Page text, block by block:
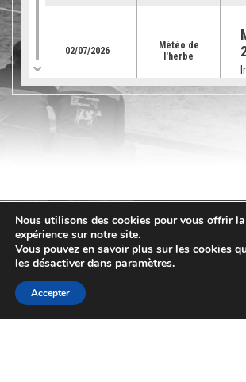
02/07/2026
Météo de
l'herbe
18/06/2026
Météo de
11/06/2026
Nous utilisons des cookies pour vous offrir
expérience sur notre site.
Vous pouvez en savoir plus sur les cookies
les désactiver dans paramètres.
Accepter